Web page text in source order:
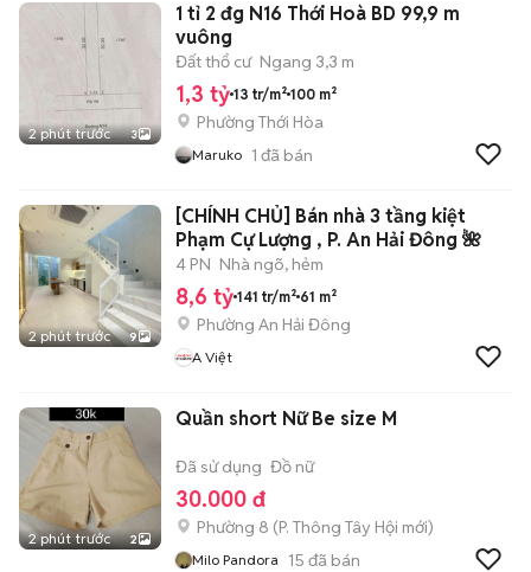
2 phút trước 3
1 tỉ 2 đg N16 Thới Hoà BD 99,9 m
vuông
Đất thổ cư Ngang 3,3 m
1,3 tỷ 13 tr/m² 100 m²
Phường Thới Hòa
Maruko 1 đã bán
2 phút trước 9
[CHÍNH CHỦ] Bán nhà 3 tầng kiệt
Phạm Cự Lượng , P. An Hải Đông 🌺
4 PN Nhà ngõ, hẻm
8,6 tỷ 141 tr/m² 61 m²
Phường An Hải Đông
A Việt
2 phút trước 2
Quần short Nữ Be size M
Đã sử dụng Đồ nữ
30.000 đ
Phường 8 (P. Thông Tây Hội mới)
Milo Pandora 15 đã bán